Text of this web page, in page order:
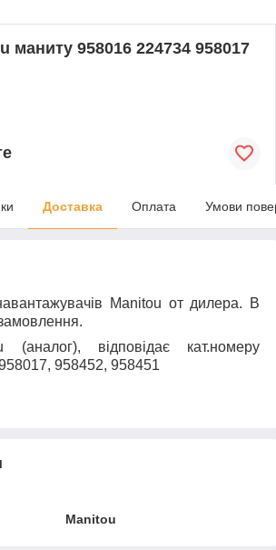
маниту 958016 224734 958017
Доставка Оплата Умови
Manitou от дилера.
В
.
(аналог), відповідає кат.номеру
958452, 958451
Manitou